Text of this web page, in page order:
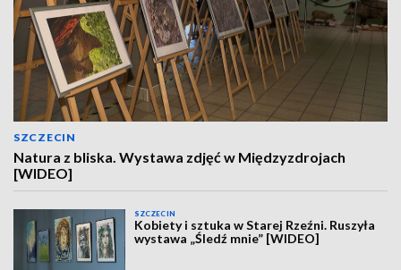
SZCZECIN
Natura z bliska. Wystawa zdjęć w Międzyzdrojach
[WIDEO]
SZCZECIN
Kobiety i sztuka w Starej Rzeźni. Ruszyła
wystawa „Śledź mnie” [WIDEO]